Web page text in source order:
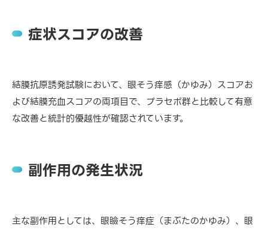
症状スコアの改善
結膜抗原誘発試験において、眼そう痒感（かゆみ）スコアお
よび結膜充血スコアの両項目で、プラセボ群と比較して有意
な改善と統計的優越性が確認されています。
副作用の発生状況
主な副作用としては、眼瞼そう痒症（まぶたのかゆみ）、眼